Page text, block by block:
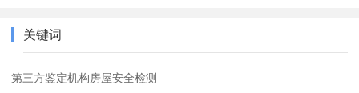
关键词
第三方鉴定机构房屋安全检测